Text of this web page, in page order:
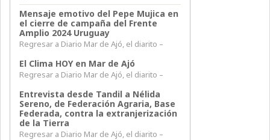
Mensaje emotivo del Pepe Mujica en
el cierre de campaña del Frente
Amplio 2024 Uruguay
Regresar a Diario Mar de Ajó, el diarito –
El Clima HOY en Mar de Ajó
Regresar a Diario Mar de Ajó, el diarito –
Entrevista desde Tandil a Nélida
Sereno, de Federación Agraria, Base
Federada, contra la extranjerización
de la Tierra
Regresar a Diario Mar de Ajó, el diarito –